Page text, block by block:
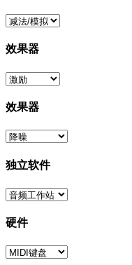
效果器
效果器
独立软件
硬件